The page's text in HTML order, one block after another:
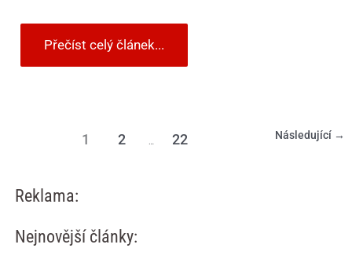
Přečíst celý článek...
1 2 … 22 Následující →
Reklama:
Nejnovější články: